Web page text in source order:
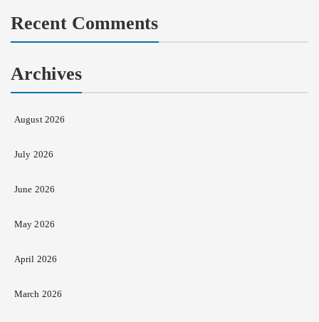
Recent Comments
Archives
August 2026
July 2026
June 2026
May 2026
April 2026
March 2026